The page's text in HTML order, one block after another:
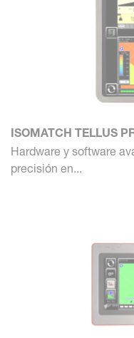
ISOMATCH TELLUS
Hardware y software
precisión en...